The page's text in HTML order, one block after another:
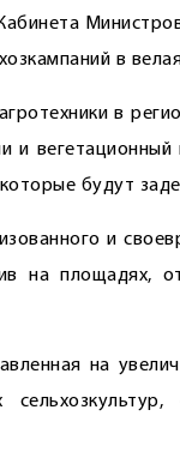
в
в
и
будут
и
на площадях,
на